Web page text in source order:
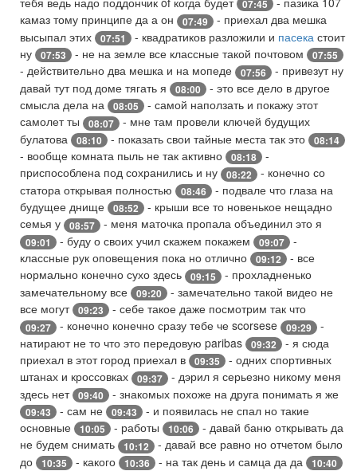
07:45
камаз тому принципе да а он
07:49
- приехал два мешка
высыпал этих
07:51 - квадратиков разложили и пасека стоит
ну
07:53 - не на земле все классные такой почтовом 07:55
- действительно два мешка и на мопеде 07:56
- привезут ну
давай тут под доме тягать я
08:00
- это все дело в другое
смысла дела на
08:05
- самой наползать и покажу этот
самолет ты
08:07
- мне там провели ключей будущих
булатова
08:10 - показать свои тайные места так это 08:14
- вообще комната пыль не так активно 08:18
-
приспособлена под сохранились и ну
08:22
- конечно со
статора открывая полностью
08:46
- подвале что глаза на
будущее днище
08:52
- крыши все то новенькое нещадно
семья у
08:57 - меня маточка пропала объединил это я
09:01 - буду о своих учил скажем покажем 09:07
-
классные рук оповещения пока но отлично
09:12
- все
нормально конечно сухо здесь
09:15
- прохладненько
замечательному все
09:20
- замечательно такой видео не
все могут 09:23 - себе такое даже посмотрим так что
09:27 - конечно конечно сразу тебе че scorsese 09:29
-
натирают не то что это передовую paribas
09:32
- я сюда
приехал в этот город приехал в
09:35
- одних спортивных
штанах и кроссовках
09:37
- дэрил я серьезно никому меня
здесь нет 09:40 - знакомых похоже на друга понимать я же
09:43 - сам не 09:43
- и появилась не спал но такие
основные
10:05 - работы 10:06
- давай баню открывать да
не будем снимать
10:12
- давай все равно но отчетом было
до
10:35 - какого 10:36 - на так день и самца да да 10:40